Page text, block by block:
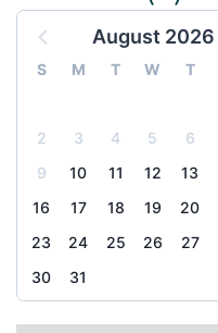
August 2026
S M T W T
2
3 4 5 6
9
10 11 12 13
16
17 18 19 20
23
24 25 26 27
30
31